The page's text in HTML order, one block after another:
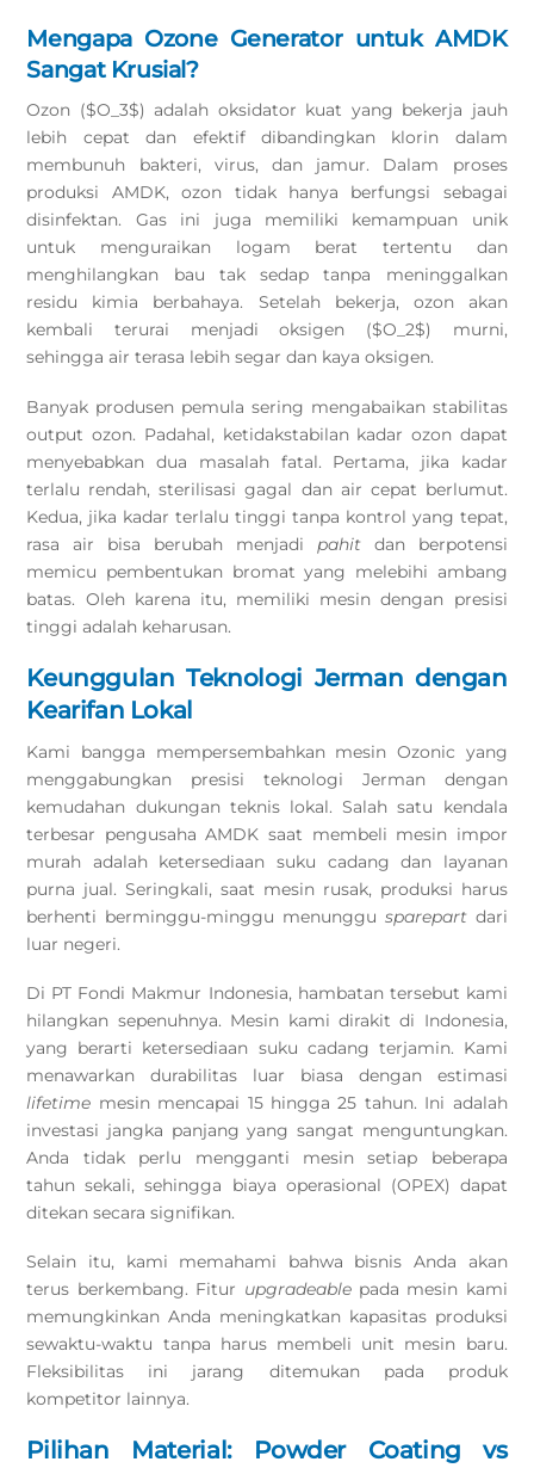
Mengapa Ozone Generator untuk AMDK
Sangat Krusial?
Ozon ($O_3$) adalah oksidator kuat yang bekerja jauh
lebih cepat dan efektif dibandingkan klorin dalam
membunuh bakteri, virus, dan jamur. Dalam proses
produksi AMDK, ozon tidak hanya berfungsi sebagai
disinfektan. Gas ini juga memiliki kemampuan unik
untuk menguraikan logam berat tertentu dan
menghilangkan bau tak sedap tanpa meninggalkan
residu kimia berbahaya. Setelah bekerja, ozon akan
kembali terurai menjadi oksigen ($O_2$) murni,
sehingga air terasa lebih segar dan kaya oksigen.
Banyak produsen pemula sering mengabaikan stabilitas
output ozon. Padahal, ketidakstabilan kadar ozon dapat
menyebabkan dua masalah fatal. Pertama, jika kadar
terlalu rendah, sterilisasi gagal dan air cepat berlumut.
Kedua, jika kadar terlalu tinggi tanpa kontrol yang tepat,
rasa air bisa berubah menjadi pahitdan berpotensi
memicu pembentukan bromat yang melebihi ambang
batas. Oleh karena itu, memiliki mesin dengan presisi
tinggi adalah keharusan.
Keunggulan Teknologi Jerman dengan
Kearifan Lokal
Kami bangga mempersembahkan mesin Ozonic yang
menggabungkan presisi teknologi Jerman dengan
kemudahan dukungan teknis lokal. Salah satu kendala
terbesar pengusaha AMDK saat membeli mesin impor
murah adalah ketersediaan suku cadang dan layanan
purna jual. Seringkali, saat mesin rusak, produksi harus
berhenti berminggu-minggu menunggu sparepartdari
luar negeri.
Di PT Fondi Makmur Indonesia, hambatan tersebut kami
hilangkan sepenuhnya. Mesin kami dirakit di Indonesia,
yang berarti ketersediaan suku cadang terjamin. Kami
menawarkan durabilitas luar biasa dengan estimasi
lifetime mesin mencapai 15 hingga 25 tahun. Ini adalah
investasi jangka panjang yang sangat menguntungkan.
Anda tidak perlu mengganti mesin setiap beberapa
tahun sekali, sehingga biaya operasional (OPEX) dapat
ditekan secara signifikan.
Selain itu, kami memahami bahwa bisnis Anda akan
terus berkembang. Fitur upgradeablepada mesin kami
memungkinkan Anda meningkatkan kapasitas produksi
sewaktu-waktu tanpa harus membeli unit mesin baru.
Fleksibilitas ini jarang ditemukan pada produk
kompetitor lainnya.
Pilihan Material: Powder Coating vs